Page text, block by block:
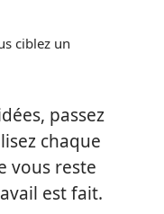
ciblez un
passez
chaque
vous reste
est fait.